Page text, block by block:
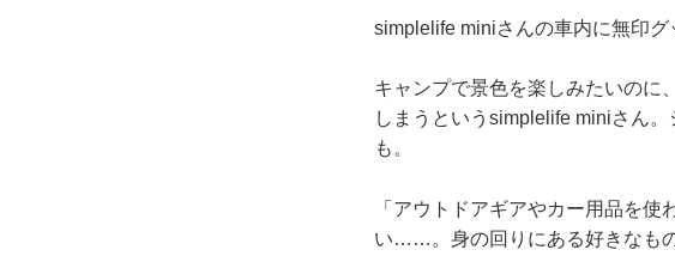
simplelife miniさんの車内に無印グ
キャンプで景色を楽しみたいのに
しまうというsimplelife miniさん
も。
「アウトドアギアやカー用品を
い……。身の回りにある好きなも